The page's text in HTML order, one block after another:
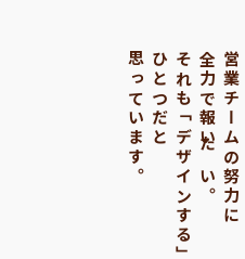
営業チームの努力に
全力で報いたい。
それも「デザインする」ことの
ひとつだと
思っています。